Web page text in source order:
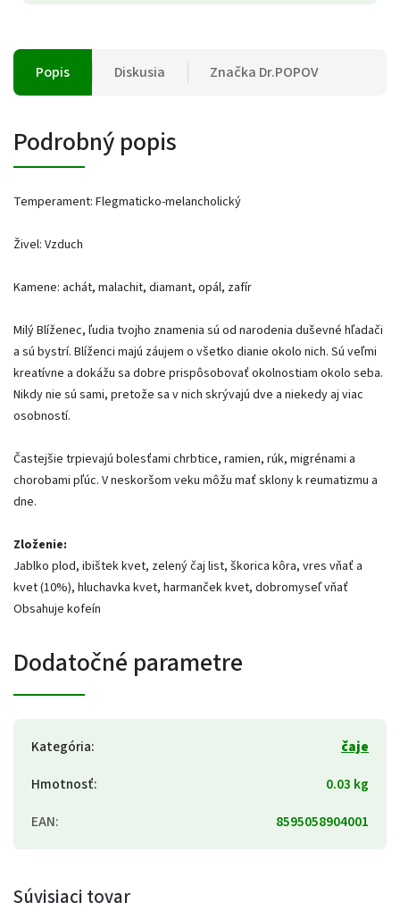
Popis Diskusia Značka Dr.POPOV
Podrobný popis
Temperament: Flegmaticko-melancholický
Živel: Vzduch
Kamene: achát, malachit, diamant, opál, zafír
Milý Blíženec, ľudia tvojho znamenia sú od narodenia duševné hľadači
a sú bystrí. Blíženci majú záujem o všetko dianie okolo nich. Sú veľmi
kreatívne a dokážu sa dobre prispôsobovať okolnostiam okolo seba.
Nikdy nie sú sami, pretože sa v nich skrývajú dve a niekedy aj viac
osobností.
Častejšie trpievajú bolesťami chrbtice, ramien, rúk, migrénami a
chorobami pľúc. V neskoršom veku môžu mať sklony k reumatizmu a
dne.
Zloženie:
Jablko plod, ibištek kvet, zelený čaj list, škorica kôra, vres vňať a
kvet (10%), hluchavka kvet, harmanček kvet, dobromyseľ vňať
Obsahuje kofeín
Dodatočné parametre
Kategória:
čaje
Hmotnosť:
0.03 kg
EAN: 8595058904001
Súvisiaci tovar